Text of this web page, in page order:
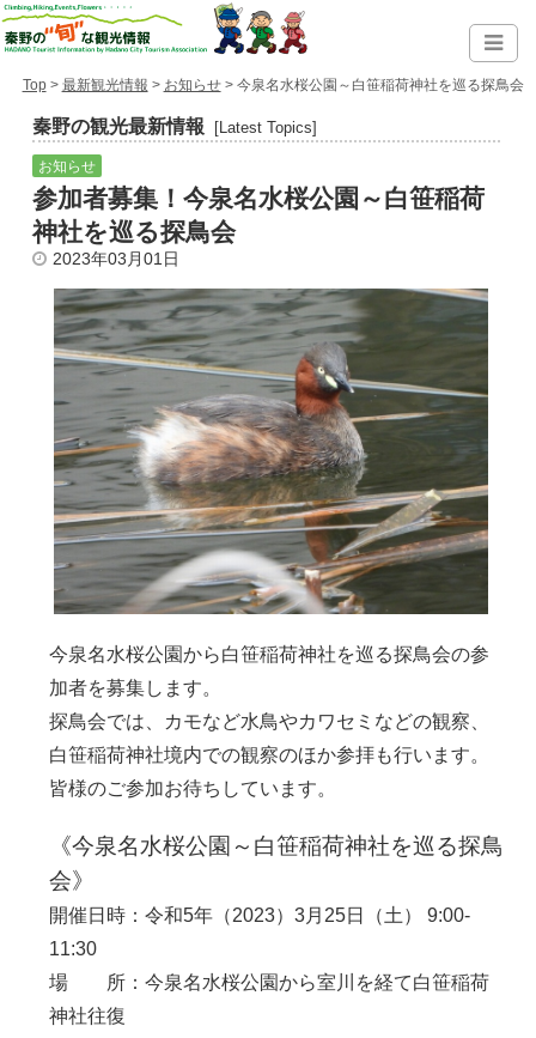
Top> 最新観光情報 > お知らせ> 今泉名水桜公園～白笹稲荷神社を巡る探鳥会
秦野の観光最新情報 [Latest Topics]
お知らせ
参加者募集！今泉名水桜公園～白笹稲荷
神社を巡る探鳥会
2023年03月01日
今泉名水桜公園から白笹稲荷神社を巡る探鳥会の参
加者を募集します。
探鳥会では、カモなど水鳥やカワセミなどの観察、
白笹稲荷神社境内での観察のほか参拝も行います。
皆様のご参加お待ちしています。
《今泉名水桜公園～白笹稲荷神社を巡る探鳥
会》
開催日時：令和5年（2023）3月25日（土） 9:00-
11:30
場 所：今泉名水桜公園から室川を経て白笹稲荷
神社往復